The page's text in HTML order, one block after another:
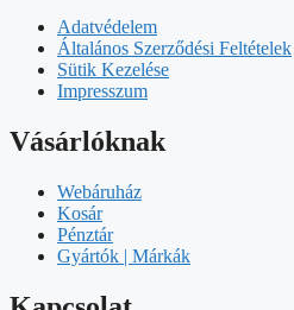
Adatvédelem
Általános Szerződési Feltételek
Sütik Kezelése
Impresszum
Vásárlóknak
Webáruház
Kosár
Pénztár
Gyártók | Márkák